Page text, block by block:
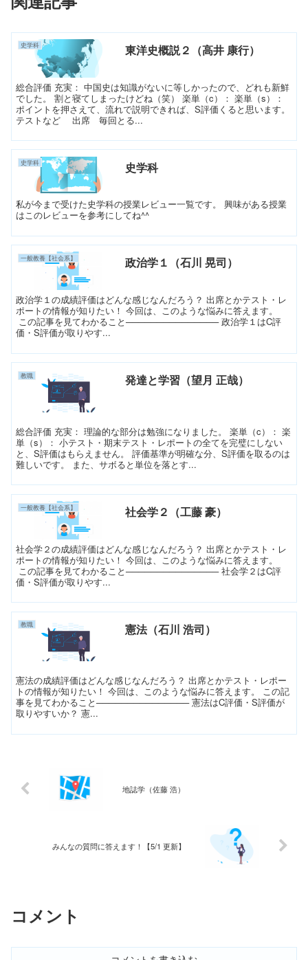
史学科 東洋史概説２（高井 康行）
総合評価 充実： 中国史は知識がないに等しかったので、どれも新鮮
でした。 割と寝てしまったけどね（笑） 楽単（c）： 楽単（s）：
ポイントを押さえて、流れで説明できれば、S評価くると思います。
テストなど 出席 毎回とる...
史学科 史学科
私が今まで受けた史学科の授業レビュー一覧です。 興味がある授業
はこのレビューを参考にしてね^^
一般教養【社会系】 政治学１（石川 晃司）
政治学１の成績評価はどんな感じなんだろう？ 出席とかテスト・レ
ポートの情報が知りたい！ 今回は、このような悩みに答えます。
この記事を見てわかること─────────────── 政治学１はC評
価・S評価が取りやす...
教職 発達と学習（望月 正哉）
総合評価 充実： 理論的な部分は勉強になりました。 楽単（c）： 楽
単（s）： 小テスト・期末テスト・レポートの全てを完璧にしない
と、S評価はもらえません。 評価基準が明確な分、S評価を取るのは
難しいです。 また、サボると単位を落とす...
一般教養【社会系】 社会学２（工藤 豪）
社会学２の成績評価はどんな感じなんだろう？ 出席とかテスト・レ
ポートの情報が知りたい！ 今回は、このような悩みに答えます。
この記事を見てわかること─────────────── 社会学２はC評
価・S評価が取りやす...
教職 憲法（石川 浩司）
憲法の成績評価はどんな感じなんだろう？ 出席とかテスト・レポー
トの情報が知りたい！ 今回は、このような悩みに答えます。 この記
事を見てわかること─────────────── 憲法はC評価・S評価が
取りやすいか？ 憲...
地誌学（佐藤 浩）
みんなの質問に答えます！【5/1 更新】
コメント